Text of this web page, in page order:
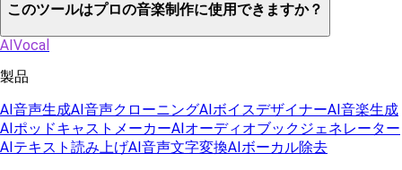
このツールはプロの音楽制作に使用できますか？
AIVocal
製品
AI音声生成AI音声クローニングAIボイスデザイナーAI音楽生成
AIポッドキャストメーカーAIオーディオブックジェネレーター
AIテキスト読み上げAI音声文字変換AIボーカル除去